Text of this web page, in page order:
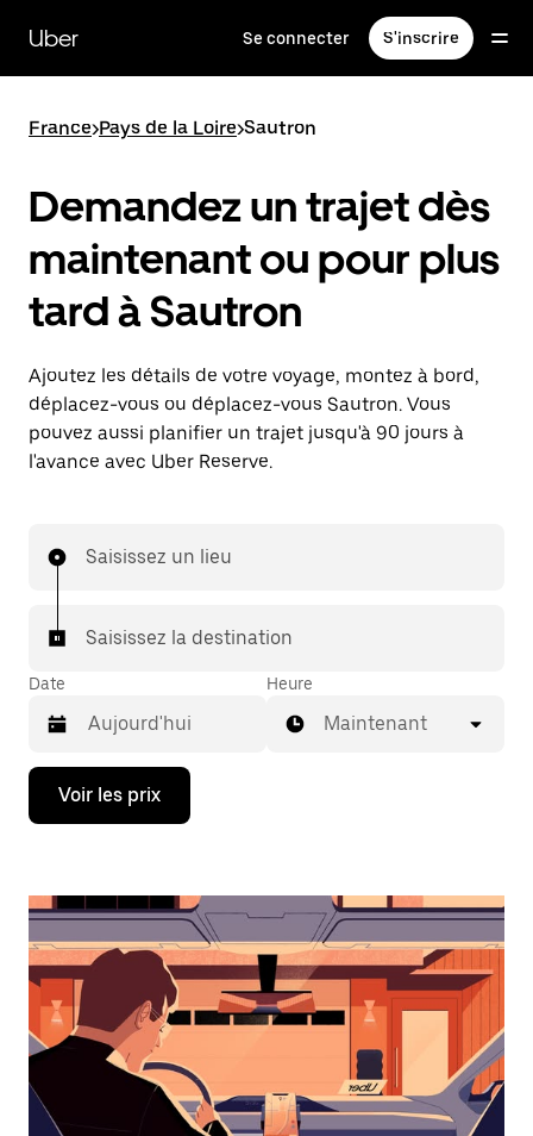
contenu
principal
Uber Se connecter S'inscrire
France>Pays de la Loire>Sautron
Demandez un trajet dès
maintenant ou pour plus
tard à Sautron
Ajoutez les détails de votre voyage, montez à bord,
déplacez-vous ou déplacez-vous Sautron. Vous
pouvez aussi planifier un trajet jusqu'à 90 jours à
l'avance avec Uber Reserve.
Saisissez un lieu
Saisissez la destination
Date
Appuyez
la
bas
ouvrir
le
calendrier
sélectionner
une
date.
Appuyez
sur
Heure
Maintenant
Voir les prix